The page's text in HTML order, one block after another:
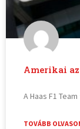
Amerikai
A Haas F1
TOVÁBB